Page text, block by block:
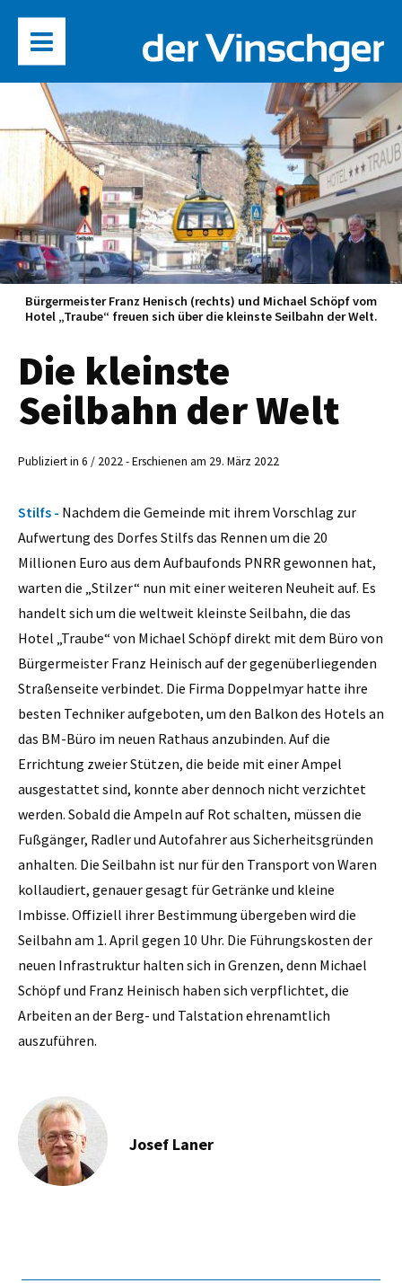
Bürgermeister Franz Henisch (rechts) und Michael Schöpf vom
Hotel „Traube“ freuen sich über die kleinste Seilbahn der Welt.
Die kleinste
Seilbahn der Welt
Publiziert in 6 / 2022 - Erschienen am 29. März 2022
Stilfs - Nachdem die Gemeinde mit ihrem Vorschlag zur
Aufwertung des Dorfes Stilfs das Rennen um die 20
Millionen Euro aus dem Aufbaufonds PNRR gewonnen hat,
warten die „Stilzer“ nun mit einer weiteren Neuheit auf. Es
handelt sich um die weltweit kleinste Seilbahn, die das
Hotel „Traube“ von Michael Schöpf direkt mit dem Büro von
Bürgermeister Franz Heinisch auf der gegenüberliegenden
Straßenseite verbindet. Die Firma Doppelmyar hatte ihre
besten Techniker aufgeboten, um den Balkon des Hotels an
das BM-Büro im neuen Rathaus anzubinden. Auf die
Errichtung zweier Stützen, die beide mit einer Ampel
ausgestattet sind, konnte aber dennoch nicht verzichtet
werden. Sobald die Ampeln auf Rot schalten, müssen die
Fußgänger, Radler und Autofahrer aus Sicherheitsgründen
anhalten. Die Seilbahn ist nur für den Transport von Waren
kollaudiert, genauer gesagt für Getränke und kleine
Imbisse. Offiziell ihrer Bestimmung übergeben wird die
Seilbahn am 1. April gegen 10 Uhr. Die Führungskosten der
neuen Infrastruktur halten sich in Grenzen, denn Michael
Schöpf und Franz Heinisch haben sich verpflichtet, die
Arbeiten an der Berg- und Talstation ehrenamtlich
auszuführen.
Josef Laner